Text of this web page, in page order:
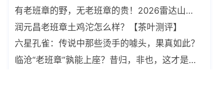
有老班章的野，无老班章的贵！2026雷达山古树小饼，苦凉苦凉，越喝越上头
润元昌老班章土鸡沱怎么样？【茶叶测评】
六星孔雀：传说中那些烫手的噱头，果真如此？
临沧“老班章”孰能上座？昔归，非也，这才是临沧小霸王